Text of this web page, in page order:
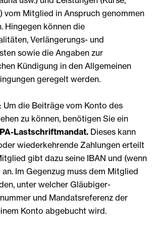
vom Mitglied in Anspruch genommen
Hingegen können die
Verlängerungs- und
sowie die Angaben zur
Kündigung in den Allgemeinen
geregelt werden.
Um die Beiträge vom Konto des
zu können, benötigen Sie ein
Lastschriftmandat. Dieses kann
wiederkehrende Zahlungen erteilt
gibt dazu seine IBAN und (wenn
Im Gegenzug muss dem Mitglied
unter welcher Gläubiger-
und Mandatsreferenz der
Konto abgebucht wird.